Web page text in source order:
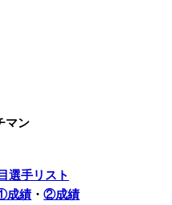
マン
選手リスト
成績 ・②成績